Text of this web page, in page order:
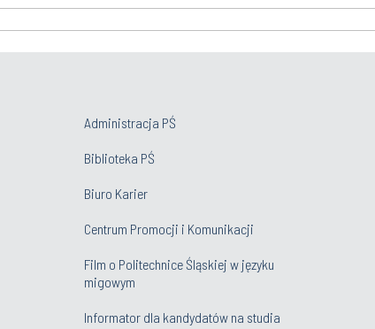
Administracja PŚ
Biblioteka PŚ
Biuro Karier
Centrum Promocji i Komunikacji
Film o Politechnice Śląskiej w języku
migowym
Informator dla kandydatów na studia